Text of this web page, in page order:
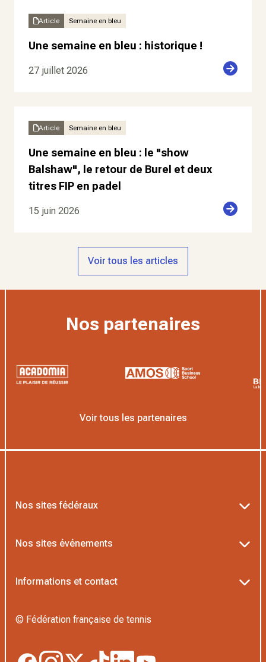
Article Semaine en bleu
Une semaine en bleu : historique !
27 juillet 2026
Article Semaine en bleu
Une semaine en bleu : le "show
Balshaw", le retour de Burel et deux
titres FIP en padel
15 juin 2026
Voir tous les articles
Nos partenaires
Voir tous les partenaires
Nos sites fédéraux
L’Institut Formation Tennis
Proshop FFT
Nos sites événements
Boutique Officielle
Informations et contact
© Fédération française de tennis